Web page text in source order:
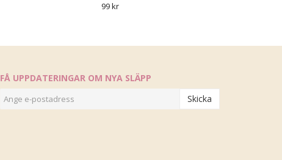
99 kr
FÅ UPPDATERINGAR OM NYA SLÄPP
Skicka